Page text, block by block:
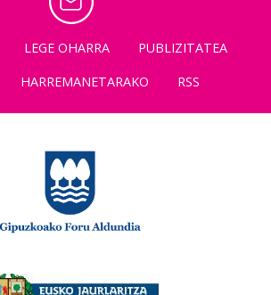
LEGE OHARRA
PUBLIZITATEA
HARREMANETARAKO RSS